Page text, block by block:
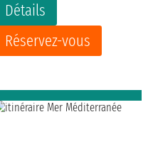
Détails
Réservez-vous